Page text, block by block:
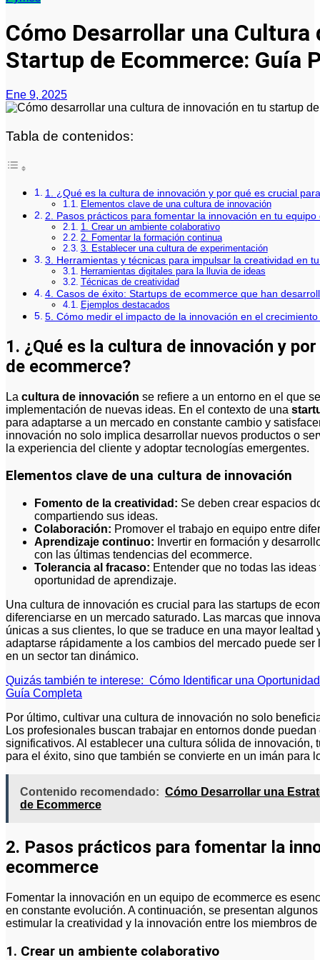
Cómo Desarrollar una Cultura
Startup de Ecommerce: Guía
Ene 9, 2025
Tabla de contenidos:
1. ¿Qué es la cultura de innovación y por qué es crucial
Elementos clave de una cultura de innovación
2. Pasos prácticos para fomentar la innovación en tu
1. Crear un ambiente colaborativo
2. Fomentar la formación continua
3. Establecer una cultura de experimentación
3. Herramientas y técnicas para impulsar la creatividad en
Herramientas digitales para la lluvia de ideas
Técnicas de creatividad
4. Casos de éxito: Startups de ecommerce que han
Ejemplos destacados
5. Cómo medir el impacto de la innovación en el
1. ¿Qué es la cultura de innovación y
de ecommerce?
La cultura de innovación se refiere a un entorno en el que
implementación de nuevas ideas. En el contexto de una
para adaptarse a un mercado en constante cambio y
innovación no solo implica desarrollar nuevos productos o
la experiencia del cliente y adoptar tecnologías emergentes.
Elementos clave de una cultura de innovación
Fomento de la creatividad: Se deben crear espacios
compartiendo sus ideas.
Colaboración: Promover el trabajo en equipo entre
Aprendizaje continuo: Invertir en formación y
con las últimas tendencias del ecommerce.
Tolerancia al fracaso: Entender que no todas las
oportunidad de aprendizaje.
Una cultura de innovación es crucial para las startups de
diferenciarse en un mercado saturado. Las marcas que
únicas a sus clientes, lo que se traduce en una mayor
adaptarse rápidamente a los cambios del mercado puede
en un sector tan dinámico.
Quizás también te interese: Cómo Identificar una
Guía Completa
Por último, cultivar una cultura de innovación no solo
Los profesionales buscan trabajar en entornos donde
significativos. Al establecer una cultura sólida de innovación,
para el éxito, sino que también se convierte en un imán para
Contenido recomendado: Cómo Desarrollar una
de Ecommerce
2. Pasos prácticos para fomentar la
ecommerce
Fomentar la innovación en un equipo de ecommerce es
en constante evolución. A continuación, se presentan algunos
estimular la creatividad y la innovación entre los miembros de
1. Crear un ambiente colaborativo